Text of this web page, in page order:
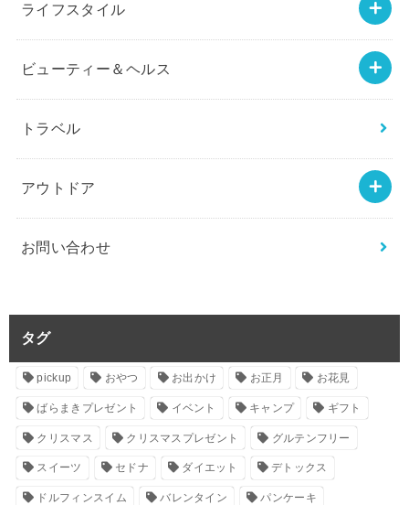
ライフスタイル
ビューティー＆ヘルス
トラベル
アウトドア
お問い合わせ
タグ
pickup おやつ お出かけ お正月 お花見
ばらまきプレゼント イベント キャンプ ギフト
クリスマス クリスマスプレゼント グルテンフリー
スイーツ セドナ ダイエット デトックス
ドルフィンスイム バレンタイン パンケーキ